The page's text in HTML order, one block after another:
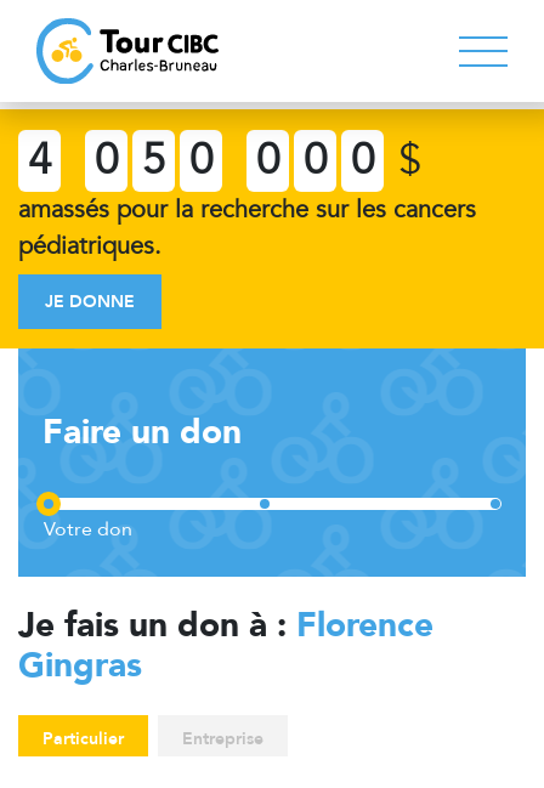
4 0 5 0 0 0 0 $
amassés pour la recherche sur les cancers
pédiatriques.
JE DONNE
Faire un don
Je fais un don à : Florence
Gingras
Particulier Entreprise